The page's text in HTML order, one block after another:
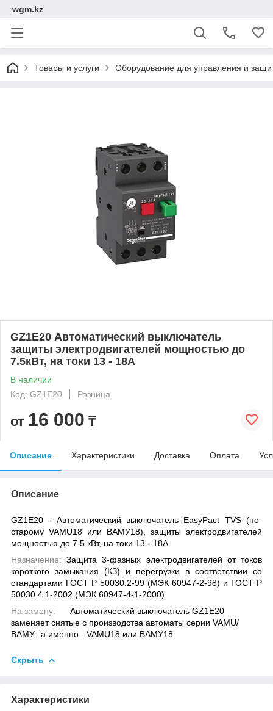
wgm.kz
Товары и услуги Оборудование для управления и
GZ1E20 Автоматический выключатель
защиты электродвигателей мощностью до
7.5кВт, на токи 13 - 18А
В наличии
Код: GZ1E20
Розница
от 16 000 ₸
Описание Характеристики Доставка Оплата
Описание
GZ1E20 - Автоматический выключатель EasyPact TVS (по-
старому VAMU18 или ВАМУ18), защиты электродвигателей
мощностью до 7.5 кВт, на токи 13 - 18А
Назначение: Защита 3-фазных электродвигателей от токов
короткого замыкания (КЗ) и перегрузки в соответствии со
стандартами ГОСТ Р 50030.2-99 (МЭК 60947-2-98) и ГОСТ Р
50030.4.1-2002 (МЭК 60947-4-1-2000)
На замену: Автоматический выключатель GZ1E20
заменяет снятые с производства автоматы серии VAMU/
ВАМУ, а именно - VAMU18 или ВАМУ18
Скрыть
Характеристики